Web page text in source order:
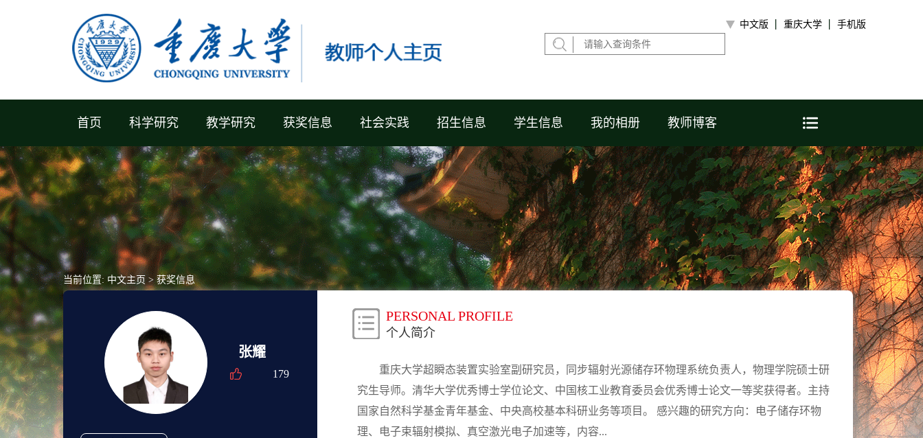
中文版 重庆大学 手机版
首页 科学研究 教学研究 获奖信息 社会实践 招生信息 学生信息 我的相册 教师博客
当前位置: 中文主页>获奖信息
张耀
179
PERSONAL PROFILE
个人简介
重庆大学超瞬态装置实验室副研究员，同步辐射光源储存环物理系统负责人，物理学院硕士研
究生导师。清华大学优秀博士学位论文、中国核工业教育委员会优秀博士论文一等奖获得者。主持
国家自然科学基金青年基金、中央高校基本科研业务等项目。 感兴趣的研究方向：电子储存环物
理、电子束辐射模拟、真空激光电子加速等，内容...